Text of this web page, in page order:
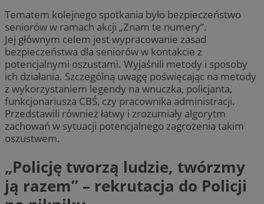
Tematem kolejnego spotkania było bezpieczeństwo
seniorów w ramach akcji „Znam te numery”.
Jej głównym celem jest wypracowanie zasad
bezpieczeństwa dla seniorów w kontakcie z
potencjalnymi oszustami. Wyjaśnili metody i sposoby
ich działania. Szczególną uwagę poświęcając na metody
z wykorzystaniem legendy na wnuczka, policjanta,
funkcjonariusza CBŚ, czy pracownika administracji.
Przedstawili również łatwy i zrozumiały algorytm
zachowań w sytuacji potencjalnego zagrożenia takim
oszustwem.
„Policję tworzą ludzie, twórzmy
ją razem” – rekrutacja do Policji